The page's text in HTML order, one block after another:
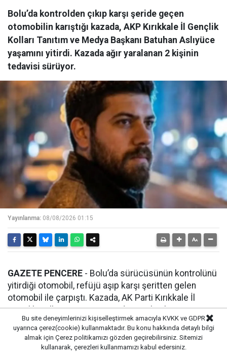
Bolu’da kontrolden çıkıp karşı şeride geçen
otomobilin karıştığı kazada, AKP Kırıkkale İl Gençlik
Kolları Tanıtım ve Medya Başkanı Batuhan Aslıyüce
yaşamını yitirdi. Kazada ağır yaralanan 2 kişinin
tedavisi sürüyor.
Yayınlanma: 08/08/2026 01:15
GAZETE PENCERE - Bolu’da sürücüsünün kontrolünü
yitirdiği otomobil, refüjü aşıp karşı şeritten gelen
otomobil ile çarpıştı. Kazada, AK Parti Kırıkkale İl
Gençlik Kolları Tanıtım ve Medya Başkanlığı görevini
yürüten Batuhan Aslıyüce hayatını kaybetti. 2 kişi ağır
yaralandı.
Bu site deneyimlerinizi kişiselleştirmek amacıyla KVKK ve GDPR
uyarınca çerez(cookie) kullanmaktadır. Bu konu hakkında detaylı bilgi
almak için Çerez politikamızı gözden geçirebilirsiniz. Sitemizi
kullanarak, çerezleri kullanmamızı kabul edersiniz.